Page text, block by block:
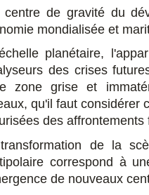
de gravité du
mondialisée et
planétaire,
des crises
zone grise et
qu'il faut considérer
des affrontements
de la
correspond à
de nouveaux